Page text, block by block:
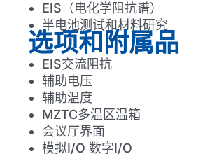
EIS（电化学阻抗谱）
半电池测试和材料研究
选项和附属品
EIS交流阻抗
辅助电压
辅助温度
MZTC多温区温箱
会议厅界面
模拟I/O 数字I/O